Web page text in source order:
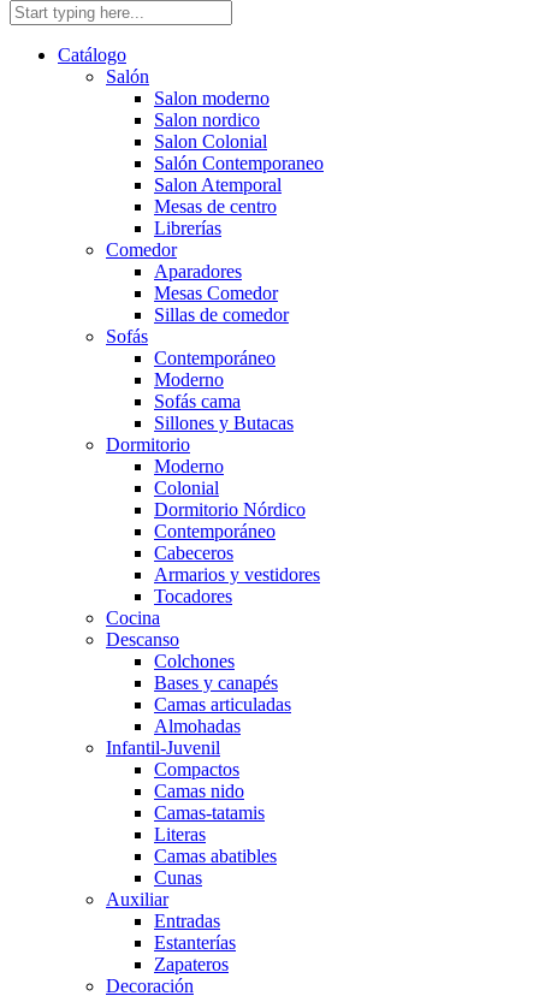
Catálogo
Salón
Salon moderno
Salon nordico
Salon Colonial
Salón Contemporaneo
Salon Atemporal
Mesas de centro
Librerías
Comedor
Aparadores
Mesas Comedor
Sillas de comedor
Sofás
Contemporáneo
Moderno
Sofás cama
Sillones y Butacas
Dormitorio
Moderno
Colonial
Dormitorio Nórdico
Contemporáneo
Cabeceros
Armarios y vestidores
Tocadores
Cocina
Descanso
Colchones
Bases y canapés
Camas articuladas
Almohadas
Infantil-Juvenil
Compactos
Camas nido
Camas-tatamis
Literas
Camas abatibles
Cunas
Auxiliar
Entradas
Estanterías
Zapateros
Decoración